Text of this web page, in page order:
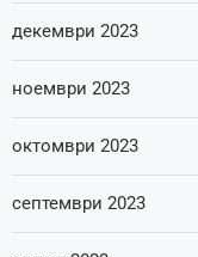
декември 2023
ноември 2023
октомври 2023
септември 2023